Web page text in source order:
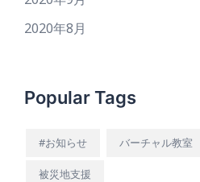
2020年8月
Popular Tags
#お知らせ バーチャル教室
被災地支援